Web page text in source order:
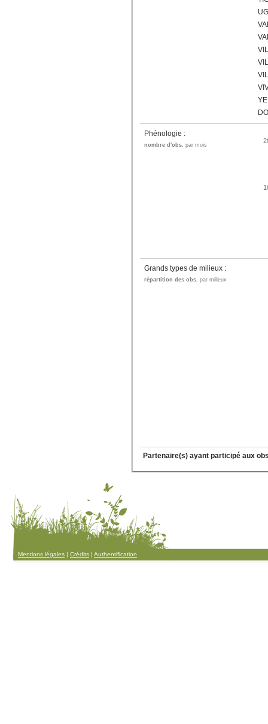
Phénologie :
nombre d'obs. par mois
Grands types de milieux :
répartition des obs. par milieux
Partenaire(s) ayant participé aux
Mentions légales | Crédits | Authentification